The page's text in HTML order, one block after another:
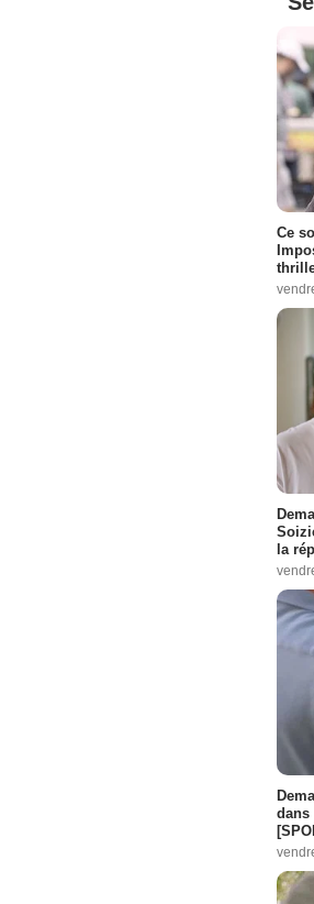
Ce
la
dans